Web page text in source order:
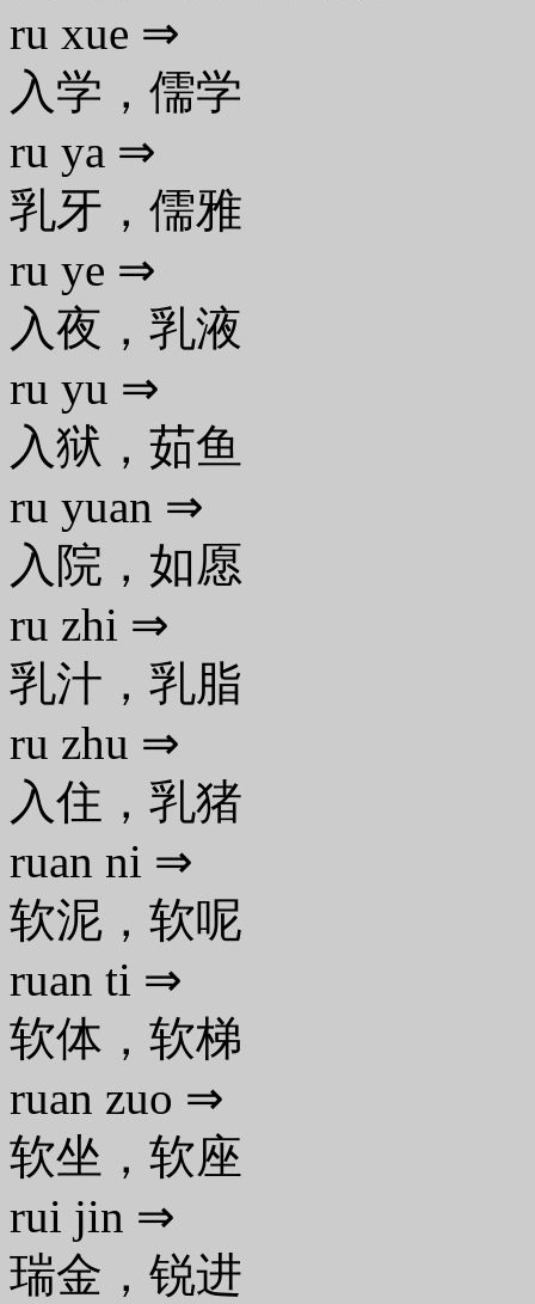
ru xue ⇒
入学，儒学
ru ya ⇒
乳牙，儒雅
ru ye ⇒
入夜，乳液
ru yu ⇒
入狱，茹鱼
ru yuan ⇒
入院，如愿
ru zhi ⇒
乳汁，乳脂
ru zhu ⇒
入住，乳猪
ruan ni ⇒
软泥，软呢
ruan ti ⇒
软体，软梯
ruan zuo ⇒
软坐，软座
rui jin ⇒
瑞金，锐进